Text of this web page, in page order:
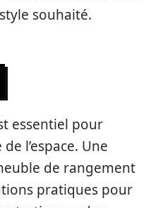
souhaité.
essentiel pour
l’espace. Une
de rangement
pratiques pour